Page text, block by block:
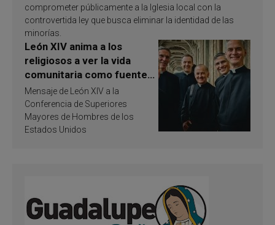
comprometer públicamente a la Iglesia local con la
controvertida ley que busca eliminar la identidad de las
minorías.
León XIV anima a los
religiosos a ver la vida
comunitaria como fuente
de inspiración y
santificación
Mensaje de León XIV a la
Conferencia de Superiores
Mayores de Hombres de los
Estados Unidos